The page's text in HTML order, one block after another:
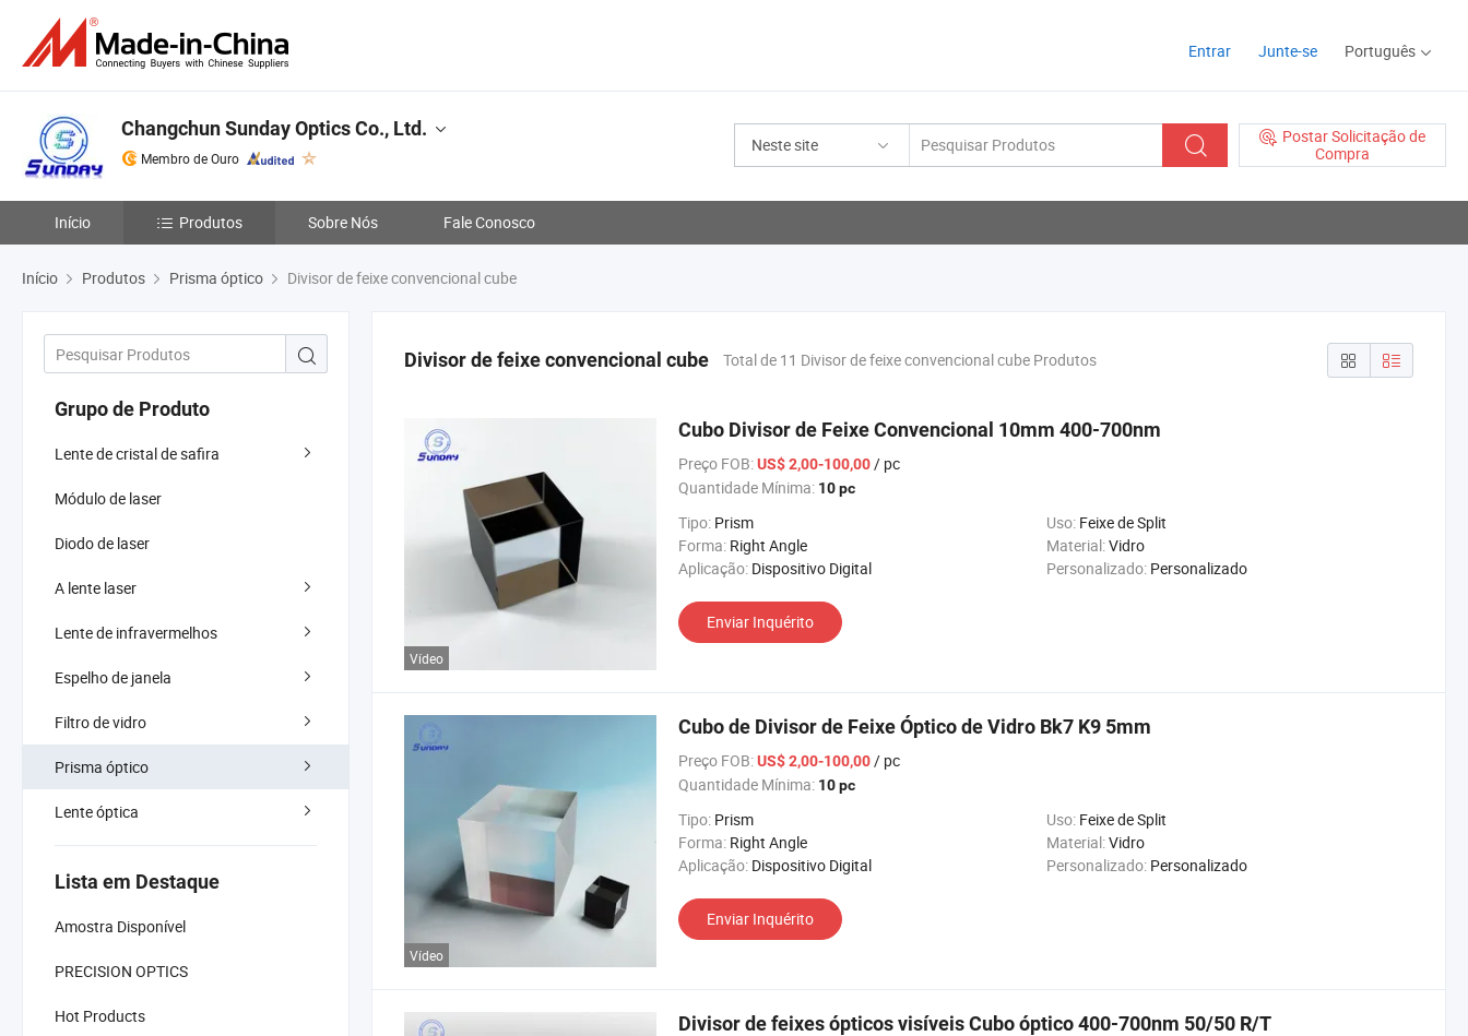
Entrar Junte-se Português
Neste site
Postar Solicitação de
Compra
Changchun Sunday Optics Co., Ltd.
Membro de Ouro
Início Produtos Sobre Nós Fale Conosco
Início Produtos Prisma óptico Divisor de feixe convencional cube
Grupo de Produto
Lente de cristal de safira
Módulo de laser
Diodo de laser
A lente laser
Lente de infravermelhos
Espelho de janela
Filtro de vidro
Prisma óptico
Lente óptica
Lista em Destaque
Amostra Disponível
PRECISION OPTICS
Hot Products
Divisor de feixe convencional cube Total de 11 Divisor de feixe convencional cube Produtos
Vídeo
Cubo Divisor de Feixe Convencional 10mm 400-700nm
Preço FOB:US$ 2,00-100,00/ pc
Quantidade Mínima: 10 pc
Tipo: Prism Uso: Feixe de Split
Forma: Right Angle Material:Vidro
Aplicação: Dispositivo Digital Personalizado: Personalizado
Enviar Inquérito
Vídeo
Cubo de Divisor de Feixe Óptico de Vidro Bk7 K9 5mm
Preço FOB:US$ 2,00-100,00/ pc
Quantidade Mínima: 10 pc
Tipo: Prism Uso: Feixe de Split
Forma: Right Angle Material:Vidro
Aplicação: Dispositivo Digital Personalizado: Personalizado
Enviar Inquérito
Divisor de feixes ópticos visíveis Cubo óptico 400-700nm 50/50 R/T